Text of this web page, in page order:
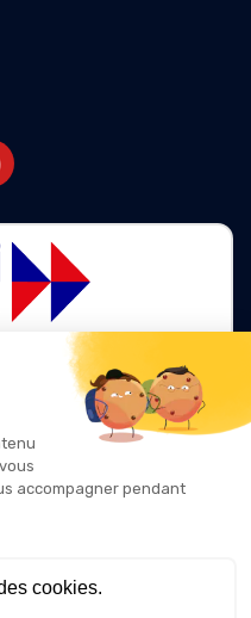
accompagner pendant
cookies.
au titre des catégories d'action